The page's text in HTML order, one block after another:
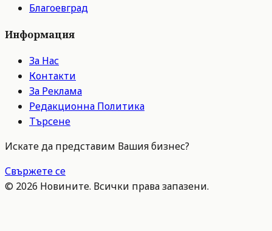
Благоевград
Информация
За Нас
Контакти
За Реклама
Редакционна Политика
Търсене
Искате да представим Вашия бизнес?
Свържете се
© 2026 Новините. Всички права запазени.